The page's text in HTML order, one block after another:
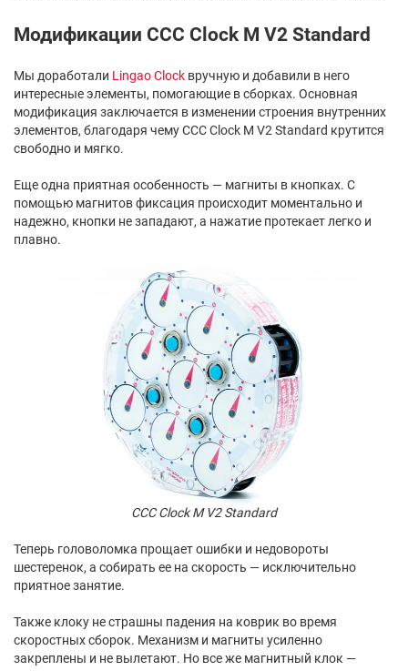
Модификации CCC Clock M V2 Standard
Мы доработали Lingao Clock вручную и добавили в него
интересные элементы, помогающие в сборках. Основная
модификация заключается в изменении строения внутренних
элементов, благодаря чему CCC Clock M V2 Standard крутится
свободно и мягко.
Еще одна приятная особенность — магниты в кнопках. С
помощью магнитов фиксация происходит моментально и
надежно, кнопки не западают, а нажатие протекает легко и
плавно.
CCC Clock M V2 Standard
Теперь головоломка прощает ошибки и недовороты
шестеренок, а собирать ее на скорость — исключительно
приятное занятие.
Также клоку не страшны падения на коврик во время
скоростных сборок. Механизм и магниты усиленно
закреплены и не вылетают. Но все же магнитный клок —